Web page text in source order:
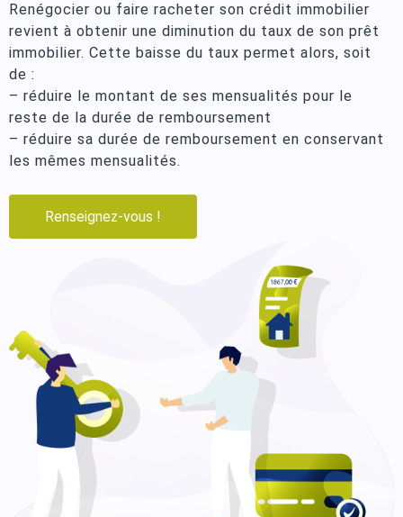
Renégocier ou faire racheter son crédit immobilier
revient à obtenir une diminution du taux de son prêt
immobilier. Cette baisse du taux permet alors, soit
de :
– réduire le montant de ses mensualités pour le
reste de la durée de remboursement
– réduire sa durée de remboursement en conservant
les mêmes mensualités.
Renseignez-vous !